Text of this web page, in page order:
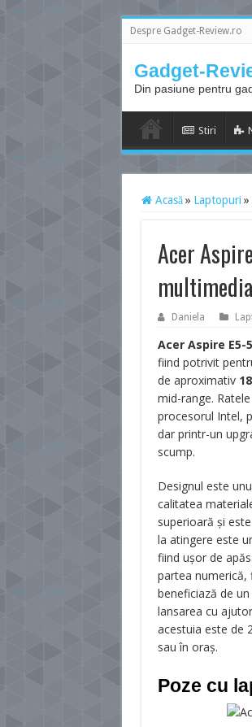
Despre Gadget-Review.ro
Gadget-
Din pasiune pentru
Stiri
Acasă » Laptopuri »
Acer
multimedia
Daniela
Acer Aspire E5-
fiind potrivit
de aproximativ
mid-range.
procesorul Intel,
dar printr-un
scump.
Designul este
calitatea
superioară și
la atingere este
fiind ușor de
partea numerică,
beneficiază de
lansarea cu
acestuia este de
sau în oraș.
Poze cu